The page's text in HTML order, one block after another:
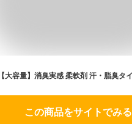
この商品をサイトでみる